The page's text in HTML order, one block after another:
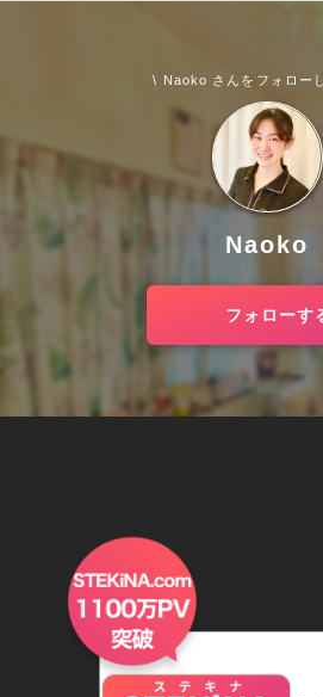
\ Naoko さんをフォロー
Naoko
フォローす